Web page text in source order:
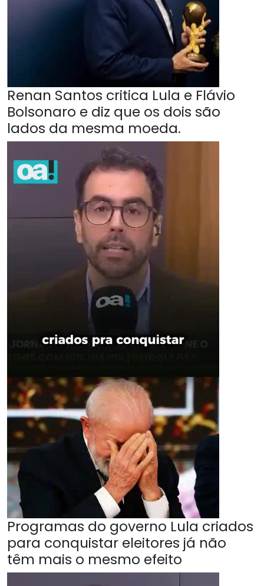
Renan Santos critica Lula e Flávio
Bolsonaro e diz que os dois são
lados da mesma moeda.
Programas do governo Lula criados
para conquistar eleitores já não
têm mais o mesmo efeito